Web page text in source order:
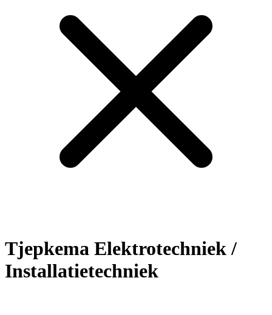
Tjepkema Elektrotechniek /
Installatietechniek